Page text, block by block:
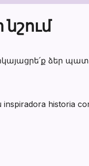
ձեր
historia